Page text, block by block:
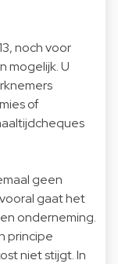
noch voor
mogelijk. U
of
geen
gaat het
onderneming.
principe
niet stijgt. In